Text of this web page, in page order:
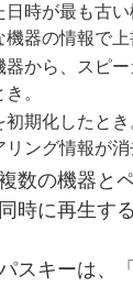
日時が最も古
器の情報で上
器から、スピ
。
期化したとき
ング情報が消
数の機器と
時に再生す
スキーは、